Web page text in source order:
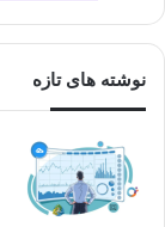
نوشته های تازه